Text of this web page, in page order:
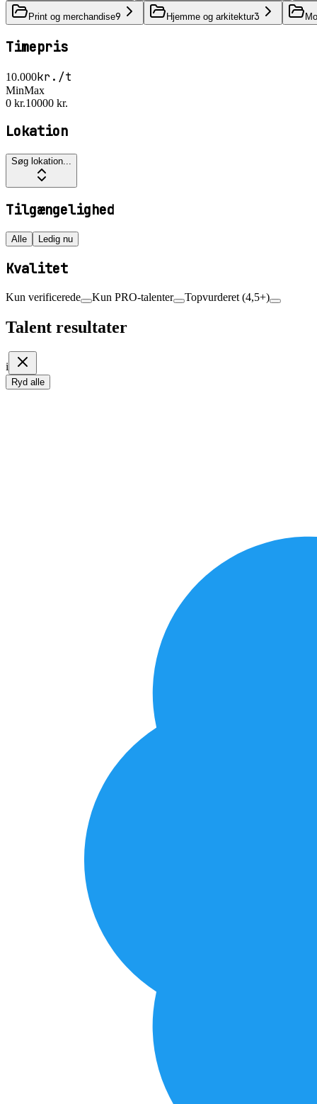
Print og merchandise9 Hjemme og arkitektur3
Timepris
10.000kr./t
MinMax
0 kr.10000 kr.
Lokation
Søg lokation...
Tilgængelighed
Alle Ledig nu
Kvalitet
Kun verificerede Kun PRO-talenter Topvurderet (4,5+)
Talent resultater
i
Ryd alle